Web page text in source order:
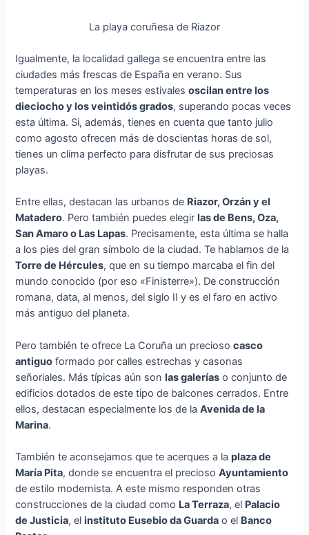
La playa coruñesa de Riazor
Igualmente, la localidad gallega se encuentra entre las
ciudades más frescas de España en verano. Sus
temperaturas en los meses estivalesoscilan entre los
dieciocho y los veintidós grados, superando pocas veces
esta última. Si, además, tienes en cuenta que tanto julio
como agosto ofrecen más de doscientas horas de sol,
tienes un clima perfecto para disfrutar de sus preciosas
playas.
Entre ellas, destacan las urbanos de Riazor, Orzán y el
Matadero. Pero también puedes elegir las de Bens, Oza,
San Amaro o Las Lapas. Precisamente, esta última se halla
a los pies del gran símbolo de la ciudad. Te hablamos de la
Torre de Hércules, que en su tiempo marcaba el fin del
mundo conocido (por eso «Finisterre»). De construcción
romana, data, al menos, del siglo II y es el faro en activo
más antiguo del planeta.
Pero también te ofrece La Coruña un preciosocasco
antiguo formado por calles estrechas y casonas
señoriales. Más típicas aún sonlas galerías o conjunto de
edificios dotados de este tipo de balcones cerrados. Entre
ellos, destacan especialmente los de laAvenida de la
Marina.
También te aconsejamos que te acerques a laplaza de
María Pita, donde se encuentra el preciosoAyuntamiento
de estilo modernista. A este mismo responden otras
construcciones de la ciudad como La Terraza, el Palacio
de Justicia, elinstituto Eusebio da Guarda o el Banco